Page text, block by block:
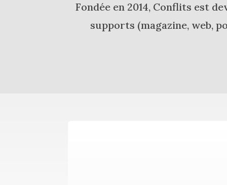
Fondée en 2014, Conflits est
supports (magazine, web,